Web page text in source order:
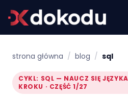
strona główna / blog / sql
CYKL: SQL — NAUCZ SIĘ
KROKU · CZĘŚĆ 1/27